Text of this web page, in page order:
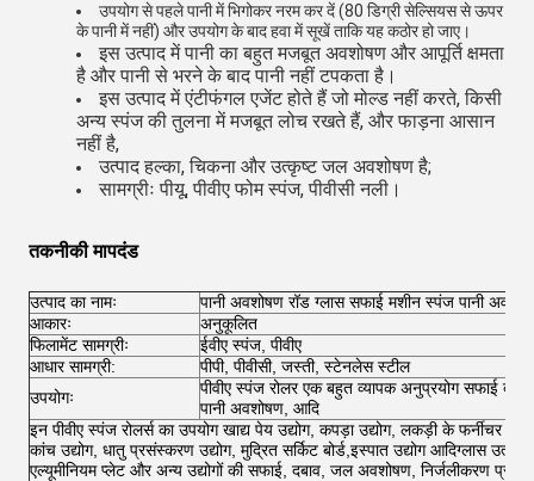
उपयोग से पहले पानी में भिगोकर नरम कर दें (80 डिग्री सेल्सियस से ऊपर
के पानी में नहीं) और उपयोग के बाद हवा में सूखें ताकि यह कठोर हो जाए।
इस उत्पाद में पानी का बहुत मजबूत अवशोषण और आपूर्ति क्षमता
है और पानी से भरने के बाद पानी नहीं टपकता है।
इस उत्पाद में एंटीफंगल एजेंट होते हैं जो मोल्ड नहीं करते, किसी
अन्य स्पंज की तुलना में मजबूत लोच रखते हैं, और फाड़ना आसान
नहीं है,
उत्पाद हल्का, चिकना और उत्कृष्ट जल अवशोषण है;
सामग्रीः पीयू, पीवीए फोम स्पंज, पीवीसी नली।
तकनीकी मापदंड
उत्पाद का नामः
पानी अवशोषण रॉड ग्लास सफाई मशीन स्पंज पानी
आकारः
अनुकूलित
फिलामेंट सामग्रीः
ईवीए स्पंज, पीवीए
आधार सामग्री:
पीपी, पीवीसी, जस्ती, स्टेनलेस स्टील
उपयोगः
पीवीए स्पंज रोलर एक बहुत व्यापक अनुप्रयोग सफाई
पानी अवशोषण, आदि
इन पीवीए स्पंज रोलर्स का उपयोग खाद्य पेय उद्योग, कपड़ा उद्योग, लकड़ी के फर्नीचर
कांच उद्योग, धातु प्रसंस्करण उद्योग, मुद्रित सर्किट बोर्ड,इस्पात उद्योग आदिग्लास
एल्यूमीनियम प्लेट और अन्य उद्योगों की सफाई, दबाव, जल अवशोषण, निर्जलीकरण